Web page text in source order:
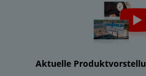
Aktuelle